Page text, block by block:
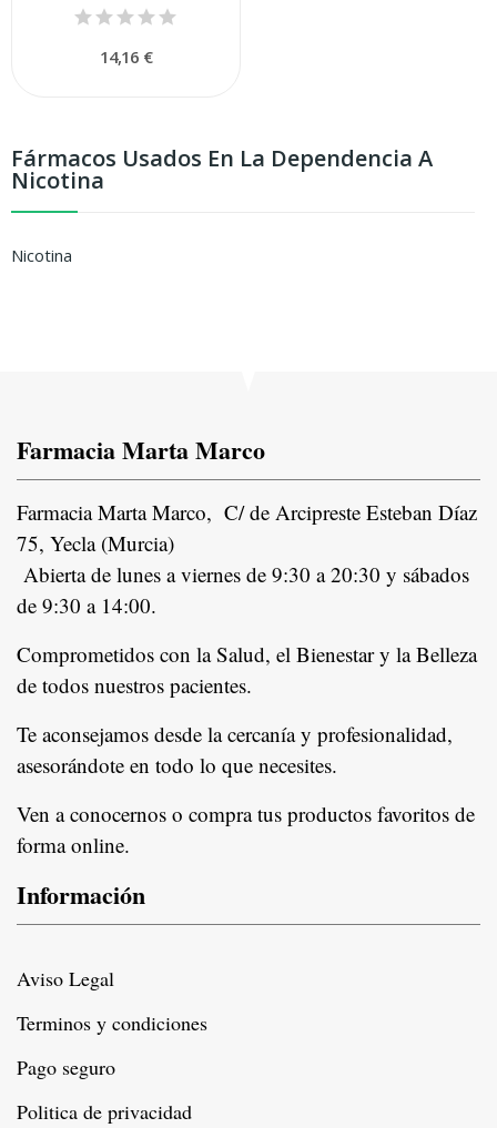
Fármacos Usados En La Dependencia A
Nicotina
Nicotina
14,16 €
Farmacia Marta Marco
Farmacia Marta Marco, C/ de Arcipreste Esteban Díaz
75, Yecla (Murcia)
Abierta de lunes a viernes de 9:30 a 20:30 y sábados
de 9:30 a 14:00.
Comprometidos con la Salud, el Bienestar y la Belleza
de todos nuestros pacientes.
Te aconsejamos desde la cercanía y profesionalidad,
asesorándote en todo lo que necesites.
Ven a conocernos o compra tus productos favoritos de
forma online.
Información
Aviso Legal
Terminos y condiciones
Pago seguro
Politica de privacidad